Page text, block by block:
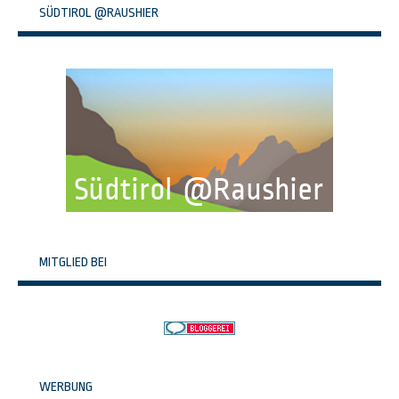
SÜDTIROL @RAUSHIER
MITGLIED BEI
WERBUNG